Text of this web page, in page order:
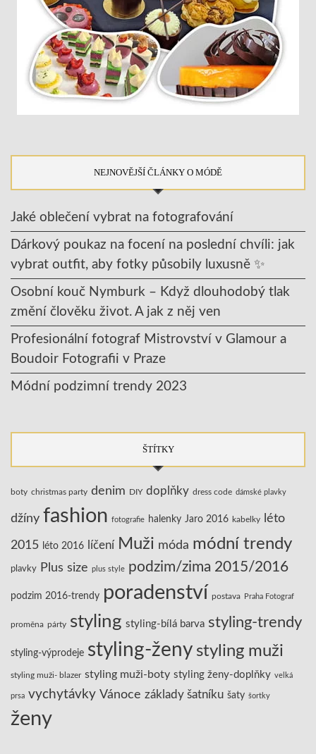
NEJNOVĚJŠÍ ČLÁNKY O MÓDĚ
Jaké oblečení vybrat na fotografování
Dárkový poukaz na focení na poslední chvíli: jak
vybrat outfit, aby fotky působily luxusně ✨
Osobní kouč Nymburk – Když dlouhodobý tlak
změní člověku život. A jak z něj ven
Profesionální fotograf Mistrovství v Glamour a
Boudoir Fotografii v Praze
Módní podzimní trendy 2023
ŠTÍTKY
boty christmas party denim DIY doplňky dress code dámské plavky
džíny fashion fotografie halenky Jaro 2016 kabelky léto
2015 léto 2016 líčení Muži móda módní trendy
plavky Plus size plus style podzim/zima 2015/2016
podzim 2016-trendy poradenství postava Praha Fotograf
proměna párty styling styling-bílá barva styling-trendy
styling-výprodeje styling-ženy styling muži
styling muži- blazer styling muži-boty styling ženy-doplňky velká
prsa vychytávky Vánoce základy šatníku šaty šortky
ženy